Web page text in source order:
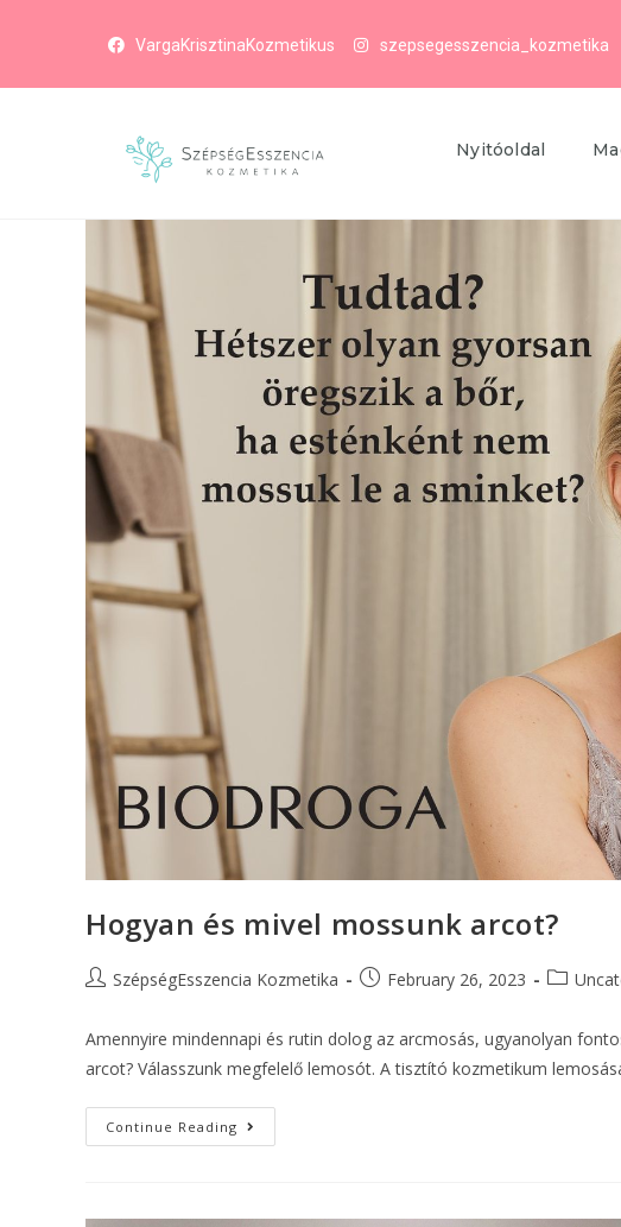
VargaKrisztinaKozmetikus szepsegesszencia_kozmetika
Nyitóoldal
Hogyan és mivel mossunk arcot?
SzépségEsszencia Kozmetika February 26, 2023
Amennyire mindennapi és rutin dolog az arcmosás, ugyanolyan
arcot? Válasszunk megfelelő lemosót. A tisztító kozmetikum
Continue Reading